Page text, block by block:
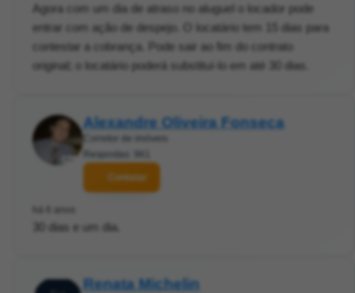
Agora com um dia de atraso no aluguel o locador pode
entrar com ação de despejo. O locatário tem 15 dias para
contestar a cobrança. Pode sair ao fim do contrato
original; o locatário poderá substituí-lo em até 30 dias.
Alexandre Oliveira Fonseca
Contatar
30 dias e um dia.
Renata Michelin